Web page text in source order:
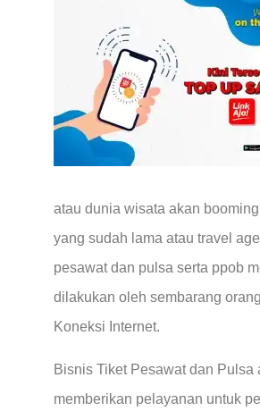
atau dunia wisata akan
yang sudah lama atau travel
pesawat dan pulsa serta ppob
dilakukan oleh sembarang
Koneksi Internet.
Bisnis Tiket Pesawat dan
memberikan pelayanan untuk